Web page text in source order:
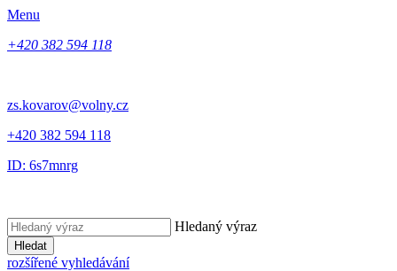
Menu
+420 382 594 118
zs.kovarov@volny.cz
+420 382 594 118
ID: 6s7mnrg
Hledaný výraz
Hledat
rozšířené vyhledávání